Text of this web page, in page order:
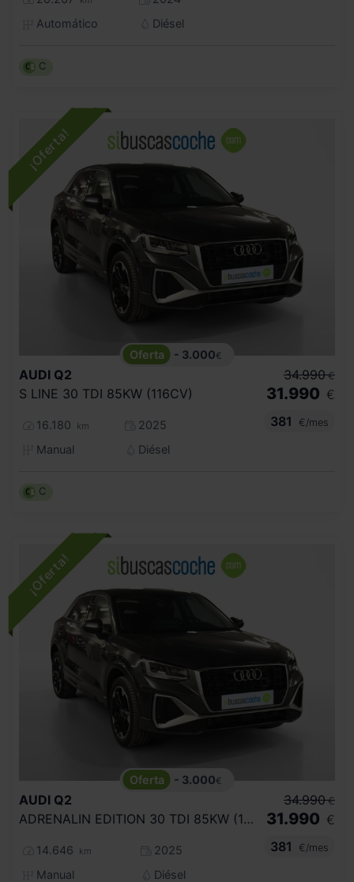
Automático
Diésel
C
- 3.000€
AUDI Q2
S LINE 30 TDI 85KW (116CV)
16.180 km
2025
Manual
Diésel
34.990 €
31.990 €
381
€/mes
C
- 3.000€
AUDI Q2
ADRENALIN EDITION 30 TDI 85KW (116CV)
14.646 km
2025
Manual
Diésel
34.990 €
31.990 €
381
€/mes